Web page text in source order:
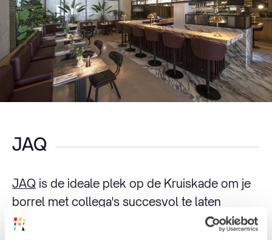
JAQ
JAQ is de ideale plek op de Kruiskade om je
borrel met collega's succesvol te laten
verlopen. Heerlijke wijnen, lekkere biertjes en